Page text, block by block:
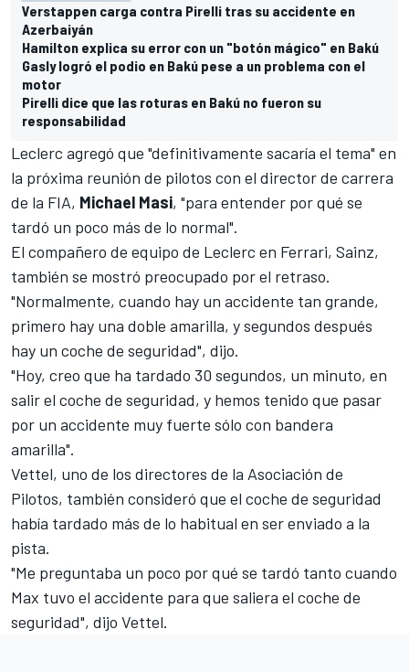
Verstappen carga contra Pirelli tras su accidente en
Azerbaiyán
Hamilton explica su error con un "botón mágico" en Bakú
Gasly logró el podio en Bakú pese a un problema con el
motor
Pirelli dice que las roturas en Bakú no fueron su
responsabilidad
Leclerc agregó que "definitivamente sacaría el tema" en
la próxima reunión de pilotos con el director de carrera
de la FIA, Michael Masi, "para entender por qué se
tardó un poco más de lo normal".
El compañero de equipo de Leclerc en Ferrari, Sainz,
también se mostró preocupado por el retraso.
"Normalmente, cuando hay un accidente tan grande,
primero hay una doble amarilla, y segundos después
hay un coche de seguridad", dijo.
"Hoy, creo que ha tardado 30 segundos, un minuto, en
salir el coche de seguridad, y hemos tenido que pasar
por un accidente muy fuerte sólo con bandera
amarilla".
Vettel, uno de los directores de la Asociación de
Pilotos, también consideró que el coche de seguridad
había tardado más de lo habitual en ser enviado a la
pista.
"Me preguntaba un poco por qué se tardó tanto cuando
Max tuvo el accidente para que saliera el coche de
seguridad", dijo Vettel.